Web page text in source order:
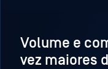
Volume e
vez maiores